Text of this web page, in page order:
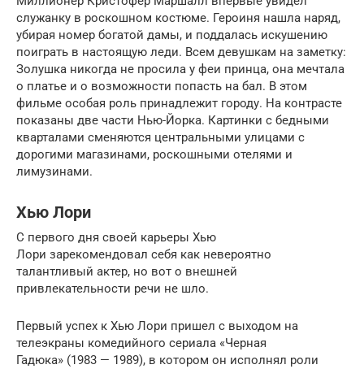
служанку в роскошном костюме. Героиня нашла наряд,
убирая номер богатой дамы, и поддалась искушению
поиграть в настоящую леди. Всем девушкам на заметку:
Золушка никогда не просила у феи принца, она мечтала
о платье и о возможности попасть на бал. В этом
фильме особая роль принадлежит городу. На контрасте
показаны две части Нью-Йорка. Картинки с бедными
кварталами сменяются центральными улицами с
дорогими магазинами, роскошными отелями и
лимузинами.
Хью Лори
С первого дня своей карьеры Хью
Лори зарекомендовал себя как невероятно
талантливый актер, но вот о внешней
привлекательности речи не шло.
Первый успех к Хью Лори пришел с выходом на
телеэкраны комедийного сериала «Черная
Гадюка» (1983 — 1989), в котором он исполнял роли